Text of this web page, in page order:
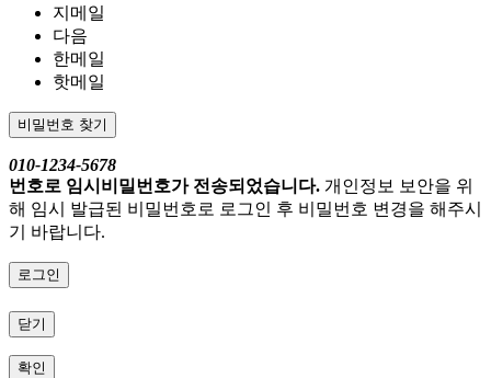
지메일
다음
한메일
핫메일
비밀번호 찾기
010-1234-5678
번호로 임시비밀번호가 전송되었습니다. 개인정보 보안을 위
해 임시 발급된 비밀번호로 로그인 후 비밀번호 변경을 해주시
기 바랍니다.
로그인
닫기
확인